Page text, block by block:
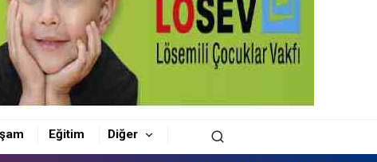
Eğitim Diğer